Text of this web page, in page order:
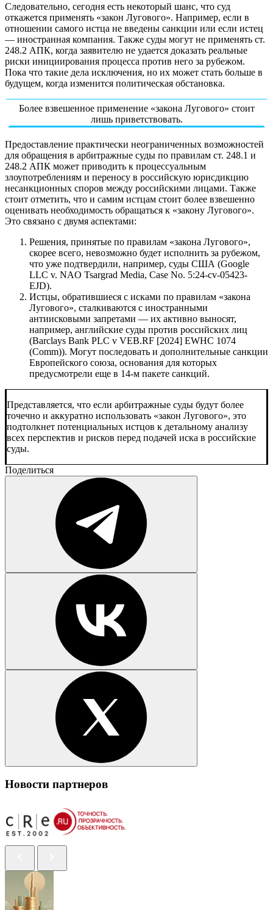
Следовательно, сегодня есть некоторый шанс, что суд
откажется применять «закон Лугового». Например, если в
отношении самого истца не введены санкции или если истец
— иностранная компания. Также суды могут не применять ст.
248.2 АПК, когда заявителю не удается доказать реальные
риски инициирования процесса против него за рубежом.
Пока что такие дела исключения, но их может стать больше в
будущем, когда изменится политическая обстановка.
Более взвешенное применение «закона Лугового» стоит
лишь приветствовать.
Предоставление практически неограниченных возможностей
для обращения в арбитражные суды по правилам ст. 248.1 и
248.2 АПК может приводить к процессуальным
злоупотреблениям и переносу в российскую юрисдикцию
несанкционных споров между российскими лицами. Также
стоит отметить, что и самим истцам стоит более взвешенно
оценивать необходимость обращаться к «закону Лугового».
Это связано с двумя аспектами:
Решения, принятые по правилам «закона Лугового»,
скорее всего, невозможно будет исполнить за рубежом,
что уже подтвердили, например, суды США (Google
LLC v. NAO Tsargrad Media, Case No. 5:24-cv-05423-
EJD).
Истцы, обратившиеся с исками по правилам «закона
Лугового», сталкиваются с иностранными
антиисковыми запретами — их активно выносят,
например, английские суды против российских лиц
(Barclays Bank PLC v VEB.RF [2024] EWHC 1074
(Comm)). Могут последовать и дополнительные санкции
Европейского союза, основания для которых
предусмотрели еще в 14-м пакете санкций.
Представляется, что если арбитражные суды будут более
точечно и аккуратно использовать «закон Лугового», это
подтолкнет потенциальных истцов к детальному анализу
всех перспектив и рисков перед подачей иска в российские
суды.
Поделиться
Новости партнеров